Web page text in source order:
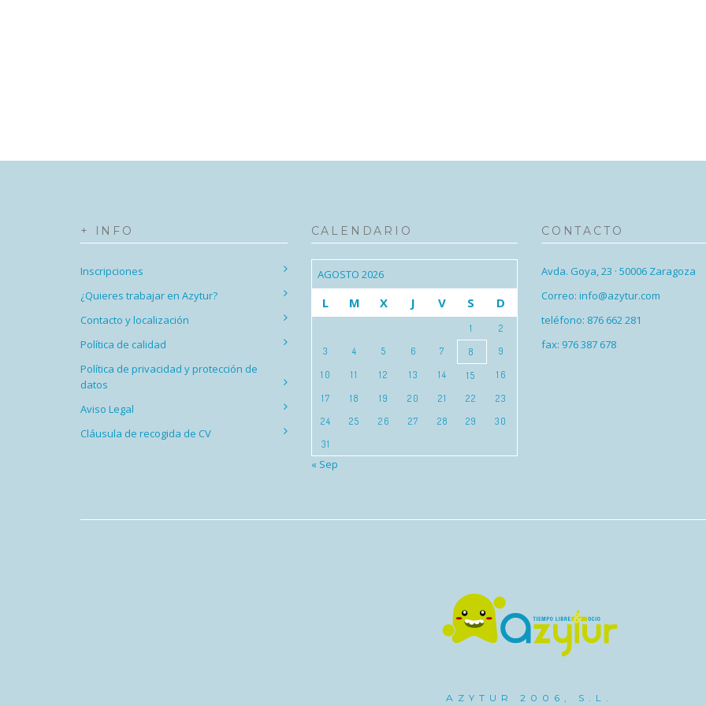
+ INFO
Inscripciones
¿Quieres trabajar en Azytur?
Contacto y localización
Política de calidad
Política de privacidad y protección de
datos
Aviso Legal
Cláusula de recogida de CV
CALENDARIO
AGOSTO 2026
L M X J V S D
1
2
3
4 5 6 7 8
9
10
11 12 13 14 15
16
17
18 19 20 21 22
23
24
25 26 27 28 29
30
31
« Sep
CONTACTO
Avda. Goya, 23 · 50006 Zaragoza
Correo: info@azytur.com
teléfono: 876 662 281
fax: 976 387 678
AZYTUR 2006, S.L.